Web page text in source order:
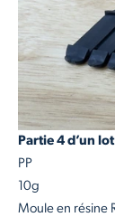
Partie 4 d’un
PP
10g
Moule en résine